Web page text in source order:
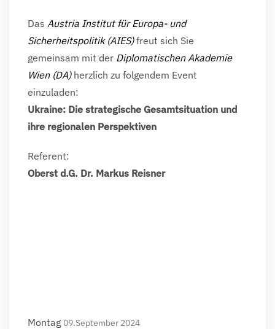
Das Austria Institut für Europa- und
Sicherheitspolitik (AIES)freut sich Sie
gemeinsam mit der Diplomatischen Akademie
Wien (DA)herzlich zu folgendem Event
einzuladen:
Ukraine: Die strategische Gesamtsituation und
ihre regionalen Perspektiven
Referent:
Oberst d.G. Dr. Markus Reisner
Montag 09.September 2024